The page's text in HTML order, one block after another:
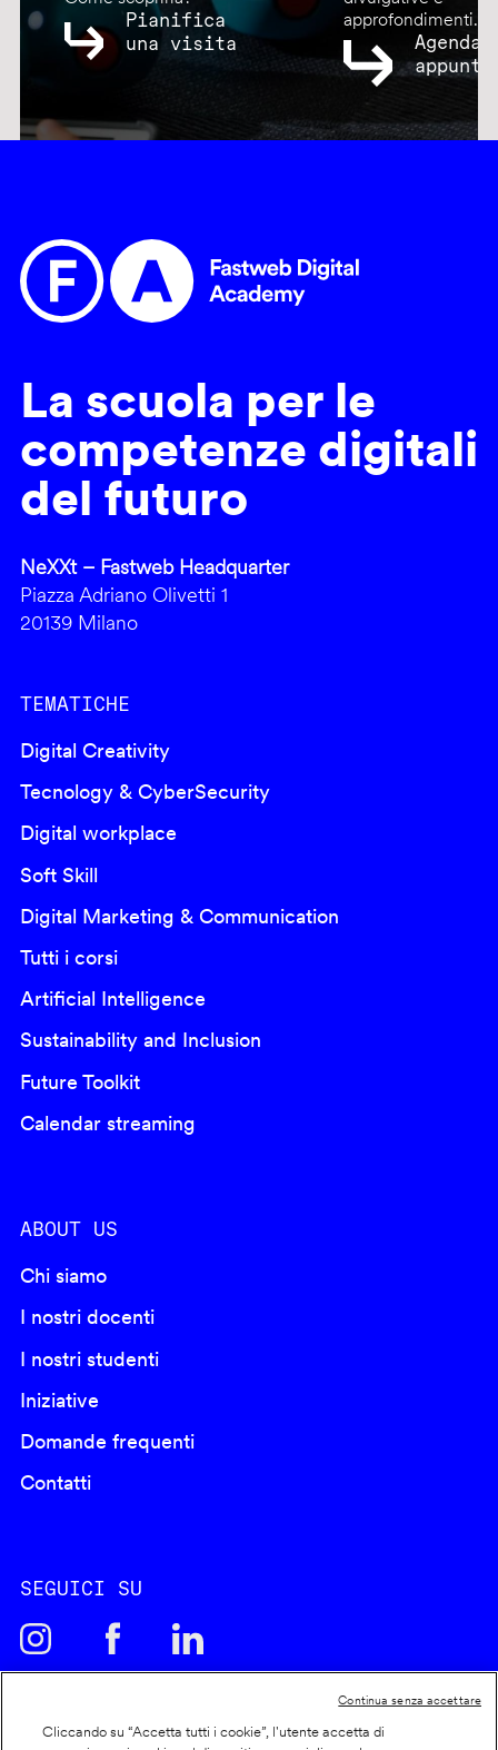
Pianifica
una visita
approfondimenti.
Agenda
La scuola per le
competenze digitali
del futuro
NeXXt – Fastweb Headquarter
Piazza Adriano Olivetti 1
20139 Milano
TEMATICHE
Digital Creativity
Tecnology & CyberSecurity
Digital workplace
Soft Skill
Digital Marketing & Communication
Tutti i corsi
Artificial Intelligence
Sustainability and Inclusion
Future Toolkit
Calendar streaming
ABOUT US
Chi siamo
I nostri docenti
I nostri studenti
Iniziative
Domande frequenti
Contatti
SEGUICI SU
Cliccando su “Accetta tutti i cookie”, l'utente accetta di
Continua senza accettare